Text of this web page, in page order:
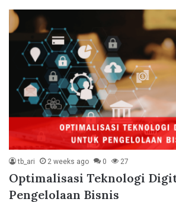
tb_ari 2 weeks ago 0 27
Optimalisasi Teknologi
Pengelolaan Bisnis